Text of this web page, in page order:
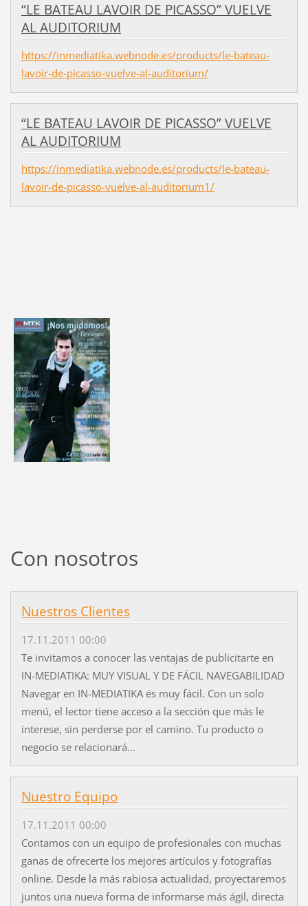
“LE BATEAU LAVOIR DE PICASSO” VUELVE
AL AUDITORIUM
https://inmediatika.webnode.es/products/le-bateau-
lavoir-de-picasso-vuelve-al-auditorium/
“LE BATEAU LAVOIR DE PICASSO” VUELVE
AL AUDITORIUM
https://inmediatika.webnode.es/products/le-bateau-
lavoir-de-picasso-vuelve-al-auditorium1/
Con nosotros
Nuestros Clientes
17.11.2011 00:00
Te invitamos a conocer las ventajas de publicitarte en
IN-MEDIATIKA: MUY VISUAL Y DE FÁCIL NAVEGABILIDAD
Navegar en IN-MEDIATIKA és muy fácil. Con un solo
menú, el lector tiene acceso a la sección que más le
interese, sin perderse por el camino. Tu producto o
negocio se relacionará...
Nuestro Equipo
17.11.2011 00:00
Contamos con un equipo de profesionales con muchas
ganas de ofrecerte los mejores artículos y fotografías
online. Desde la más rabiosa actualidad, proyectaremos
juntos una nueva forma de informarse más ágil, directa